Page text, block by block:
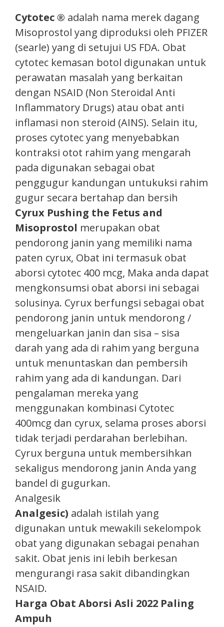
Cytotec ® adalah nama merek dagang
Misoprostol yang diproduksi oleh PFIZER
(searle) yang di setujui US FDA. Obat
cytotec kemasan botol digunakan untuk
perawatan masalah yang berkaitan
dengan NSAID (Non Steroidal Anti
Inflammatory Drugs) atau obat anti
inflamasi non steroid (AINS). Selain itu,
proses cytotec yang menyebabkan
kontraksi otot rahim yang mengarah
pada digunakan sebagai obat
penggugur kandungan untukuksi rahim
gugur secara bertahap dan bersih
Cyrux Pushing the Fetus and
Misoprostol merupakan obat
pendorong janin yang memiliki nama
paten cyrux, Obat ini termasuk obat
aborsi cytotec 400 mcg, Maka anda dapat
mengkonsumsi obat aborsi ini sebagai
solusinya. Cyrux berfungsi sebagai obat
pendorong janin untuk mendorong /
mengeluarkan janin dan sisa – sisa
darah yang ada di rahim yang berguna
untuk menuntaskan dan pembersih
rahim yang ada di kandungan. Dari
pengalaman mereka yang
menggunakan kombinasi Cytotec
400mcg dan cyrux, selama proses aborsi
tidak terjadi perdarahan berlebihan.
Cyrux berguna untuk membersihkan
sekaligus mendorong janin Anda yang
bandel di gugurkan.
Analgesik
Analgesic) adalah istilah yang
digunakan untuk mewakili sekelompok
obat yang digunakan sebagai penahan
sakit. Obat jenis ini lebih berkesan
mengurangi rasa sakit dibandingkan
NSAID.
Harga Obat Aborsi Asli 2022 Paling
Ampuh